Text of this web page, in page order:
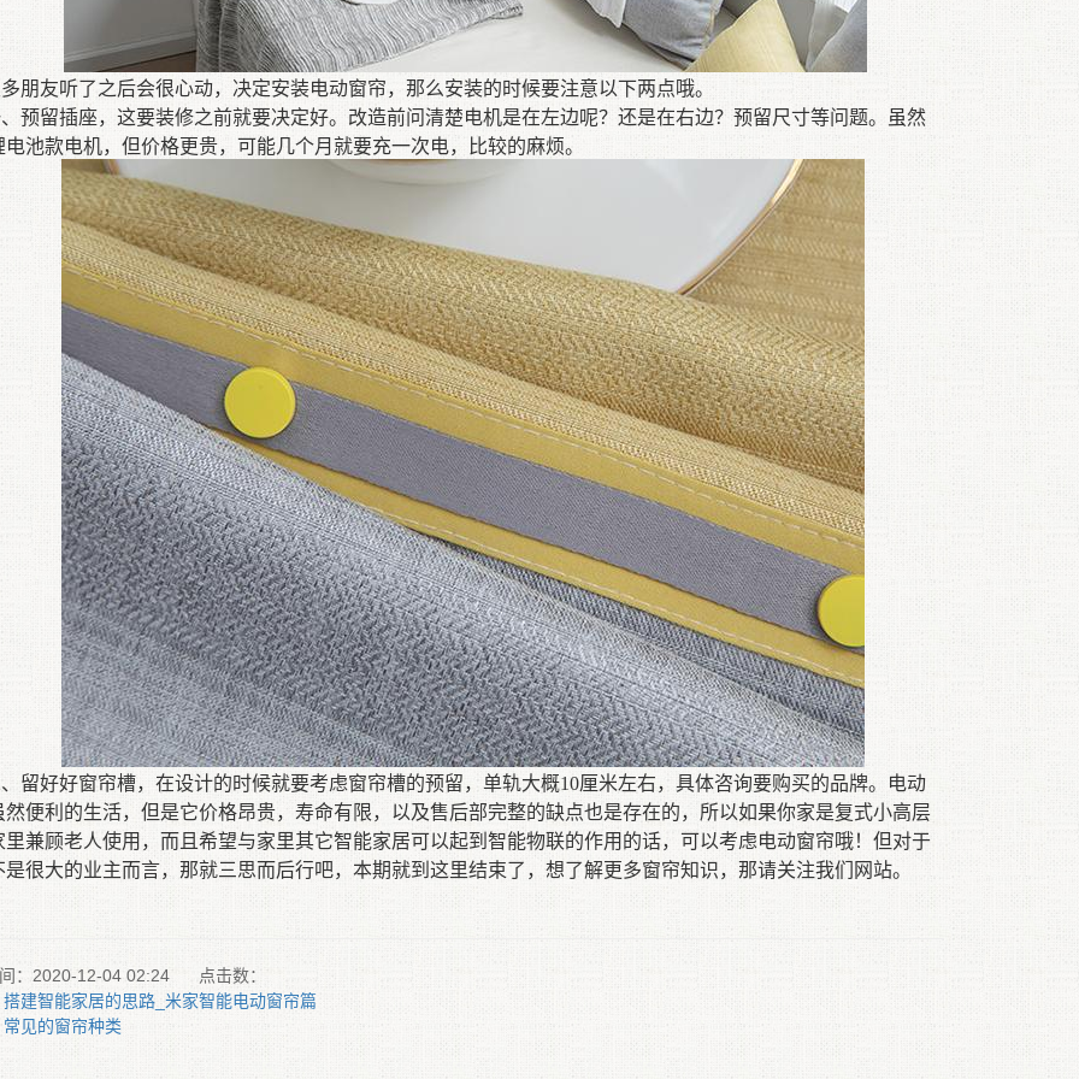
朋友听了之后会很心动，决定安装电动窗帘，那么安装的时候要注意以下两点哦。
预留插座，这要装修之前就要决定好。改造前问清楚电机是在左边呢？ 还是在右边？ 预留尺寸等问题。
虽然
电池款电机，但价格更贵，可能几个月就要充一次电，比较的麻烦。
留好好窗帘槽， 在设计的时候就要考虑窗帘槽的预留，单轨大概10厘米左右， 具体咨询要购买的品牌。
电动
然便利的生活，但是它价格昂贵，寿命有限， 以及售后部完整的缺点也是存在的，所以如果你家是复式小高层
里兼顾老人使用，而且希望与家里其它智能家居可以起到智能物联的作用的话，可以考虑电动窗帘哦！ 但对于
是很大的业主而言，那就三思而后行吧，本期就到这里结束了，想了解更多窗帘知识，那请关注我们网站。
：2020-12-04 02:24
点击数：
建智能家居的思路_米家智能电动窗帘篇
见的窗帘种类